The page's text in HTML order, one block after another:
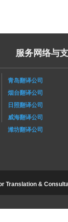
服务网络与
青岛翻译公司
烟台翻译公司
日照翻译公司
威海翻译公司
潍坊翻译公司
Translation &